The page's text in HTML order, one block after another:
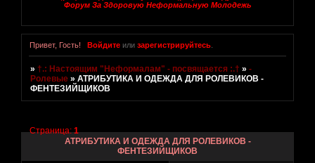
Форум За Здоровую Неформальную Молодежь
Привет, Гость! Войдитеили зарегистрируйтесь.
»†.: Настоящим "Неформалам" - посвящается :.† »-
Ролевые »АТРИБУТИКА И ОДЕЖДА ДЛЯ РОЛЕВИКОВ -
ФЕНТЕЗИЙЩИКОВ
АТРИБУТИКА И ОДЕЖДА ДЛЯ РОЛЕВИКОВ -
ФЕНТЕЗИЙЩИКОВ
Страница:1